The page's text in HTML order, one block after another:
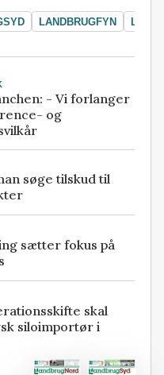
LANDBRUGFYN
- Vi forlanger
og
søge tilskud til
sætter fokus på
skal
siloimportør i